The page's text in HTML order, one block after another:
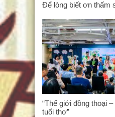
Để lòng biết ơn thấm
“Thế giới đồng thoại
tuổi thơ”